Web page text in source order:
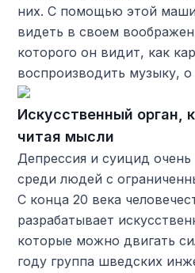
них. С помощью этой
видеть в своем
которого он видит, как
воспроизводить музыку,
Искусственный орган,
читая мысли
Депрессия и суицид
среди людей с
С конца 20 века
разрабатывает
которые можно двигать
году группа шведских